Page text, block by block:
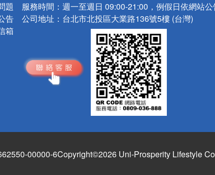
題
告
箱
服務時間： 週一至週日 09:00-21:00，例假日依網站
公司地址： 台北市北投區大業路136號5樓 (台灣)
00000-6Copyright©2026 Uni-Prosperity Lifestyle